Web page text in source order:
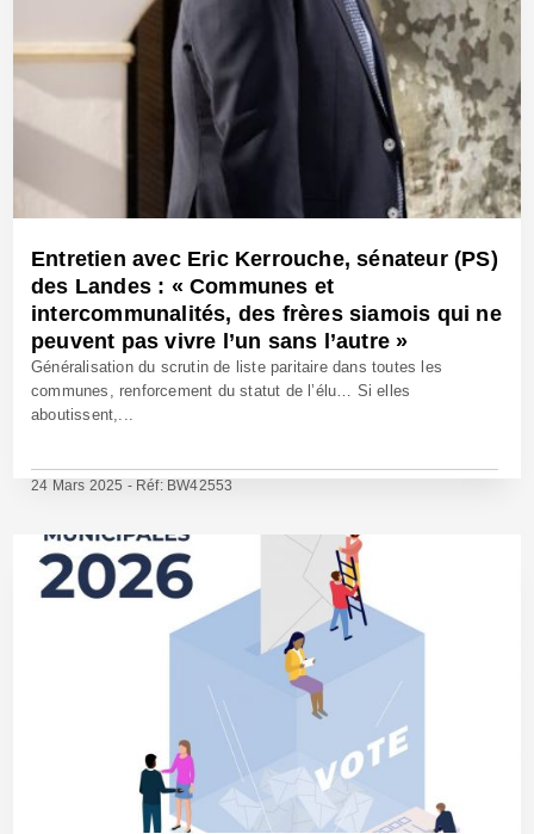
Entretien avec Eric Kerrouche, sénateur (PS)
des Landes : « Communes et
intercommunalités, des frères siamois qui ne
peuvent pas vivre l’un sans l’autre »
Généralisation du scrutin de liste paritaire dans toutes les
communes, renforcement du statut de l’élu… Si elles
aboutissent,...
24 Mars 2025 - Réf: BW42553